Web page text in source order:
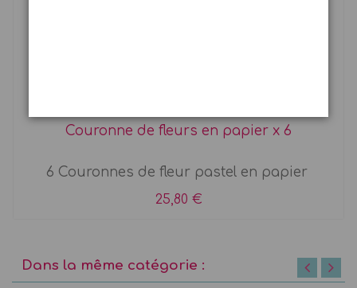
Couronne de fleurs en papier x 6
6 Couronnes de fleur pastel en papier
25,80 €
Dans la même catégorie :